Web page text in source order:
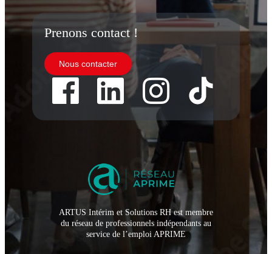
Prenons contact !
Nous contacter
ARTUS Intérim et Solutions RH est membre
du réseau de professionnels indépendants au
service de l’emploi APRIME